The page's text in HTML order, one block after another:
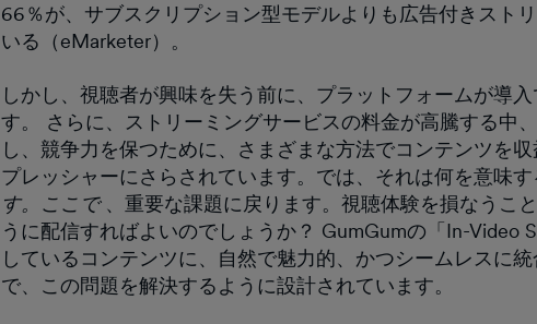
66％が、サブスクリプション型モデルよりも広告付きスト
いる（eMarketer）。
しかし、視聴者が興味を失う前に、プラットフォームが導
す。 さらに、ストリーミングサービスの料金が高騰する中
し、競争力を保つために、さまざまな方法でコンテンツを
プレッシャーにさらされています。では、それは何を意味す
す。ここで 、重要な課題に戻ります。視聴体験を損なうこ
うに配信すればよいのでしょうか？ GumGumの「In-Video
しているコンテンツに、自然で魅力的、かつシームレスに
で、この問題を解決するように設計されています。